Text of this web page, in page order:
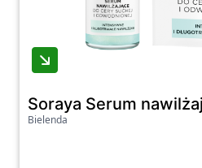
Soraya Serum
Bielenda